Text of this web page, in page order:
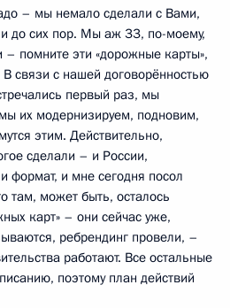
– мы немало сделали с Вами,
до сих пор. Мы аж 33, по-моему,
– помните эти «дорожные карты»,
связи с нашей договорённостью
первый раз, мы
их модернизируем, подновим,
этим. Действительно,
сделали – и России,
формат, и мне сегодня посол
там, может быть, осталось
карт» – они сейчас уже,
ребрендинг провели, –
работают. Все остальные
поэтому план действий